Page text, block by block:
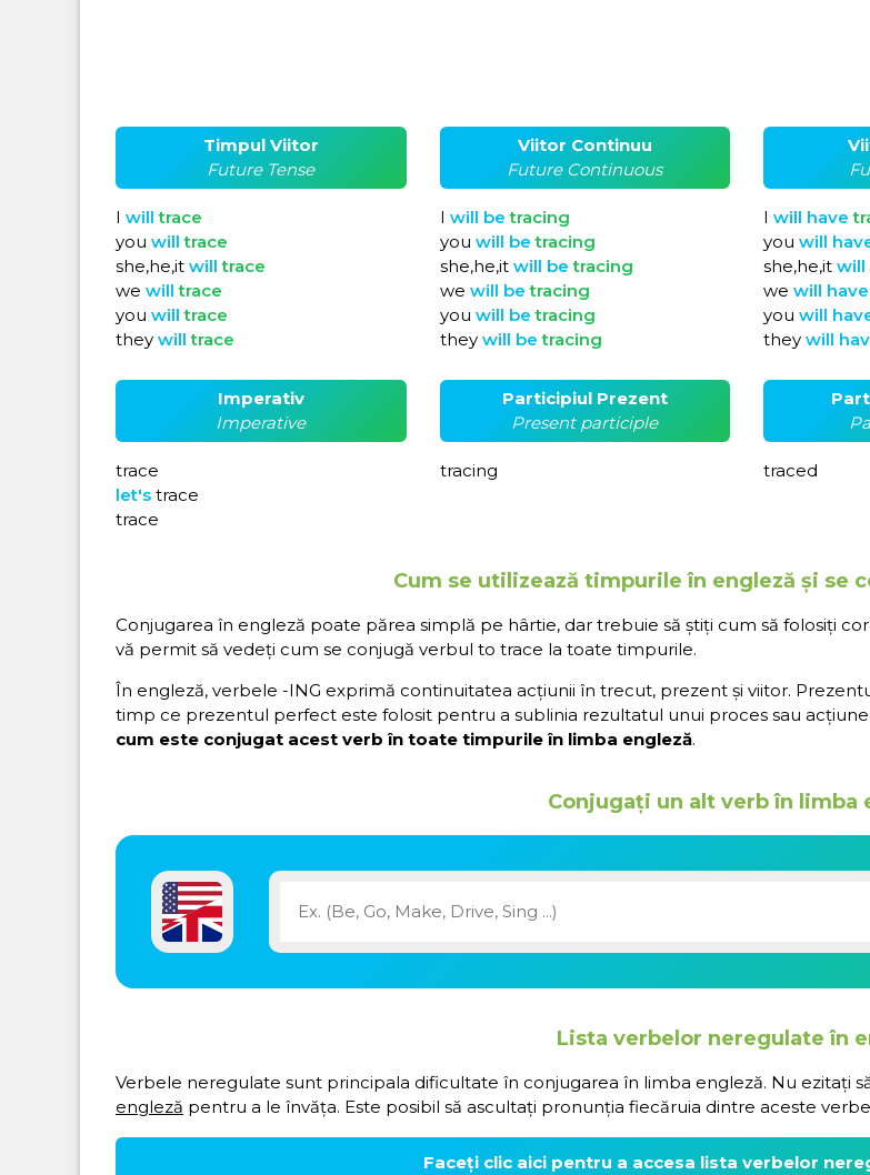
Timpul Viitor
Future Tense
I willtrace
you willtrace
she,he,it willtrace
we willtrace
you willtrace
they willtrace
Viitor Continuu
Future Continuous
I will betracing
you will betracing
she,he,it will betracing
we will betracing
you will betracing
they will betracing
I will have
you will
she,he,it will
we will
you will
they will
Imperativ
Imperative
trace
let's trace
trace
Participiul Prezent
Present participle
tracing traced
Cum se utilizează timpurile în engleză și se
Conjugarea în engleză poate părea simplă pe hârtie, dar trebuie să știți cum să folosiți
vă permit să vedeți cum se conjugă verbul to trace la toate timpurile.
În engleză, verbele -ING exprimă continuitatea acțiunii în trecut, prezent și viitor.
timp ce prezentul perfect este folosit pentru a sublinia rezultatul unui proces sau acțiune.
cum este conjugat acest verb în toate timpurile în limba engleză.
Conjugați un alt verb în limba
Lista verbelor neregulate în
Verbele neregulate sunt principala dificultate în conjugarea în limba engleză. Nu ezitați
engleză pentru a le învăța. Este posibil să ascultați pronunția fiecăruia dintre aceste
Faceți clic aici pentru a accesa lista verbelor